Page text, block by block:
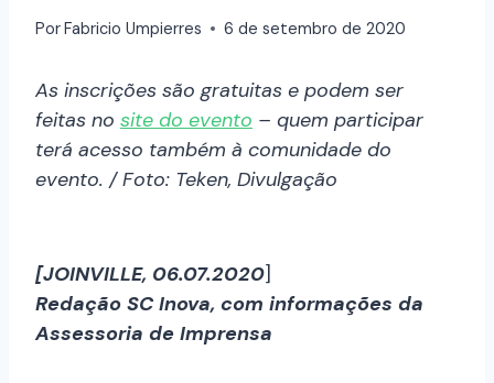
PorFabricio Umpierres 6 de setembro de 2020
As inscrições são gratuitas e podem ser
feitas no site do evento – quem participar
terá acesso também à comunidade do
evento. / Foto: Teken, Divulgação
[JOINVILLE, 06.07.2020]
Redação SC Inova, com informações da
Assessoria de Imprensa